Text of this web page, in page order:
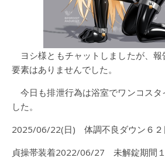
ヨシ様ともチャットしましたが、報
要素はありませんでした。
今日も排泄行為は浴室でワンコスタ
した。
2025/06/22(日) 体調不良ダウン６２
貞操帯装着2022/06/27 未解錠期間